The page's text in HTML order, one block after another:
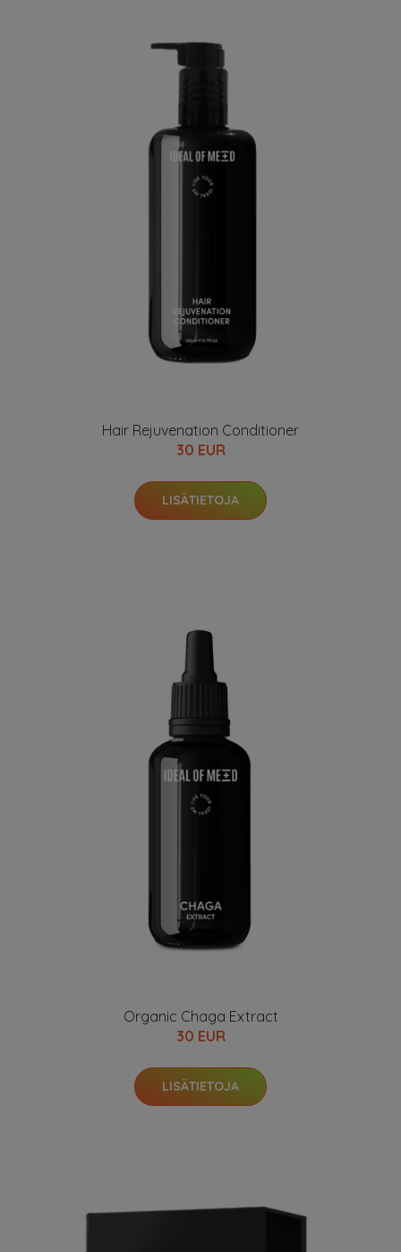
Hair Rejuvenation Conditioner
30 EUR
LISÄTIETOJA
Organic Chaga Extract
30 EUR
LISÄTIETOJA